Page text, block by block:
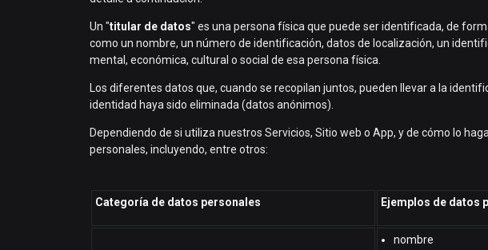
Un "titular de datos" es una persona física que puede ser identificada, de
como un nombre, un número de identificación, datos de localización, un
mental, económica, cultural o social de esa persona física.
Los diferentes datos que, cuando se recopilan juntos, pueden llevar a la
identidad haya sido eliminada (datos anónimos).
Dependiendo de si utiliza nuestros Servicios, Sitio web o App, y de cómo lo
personales, incluyendo, entre otros:
Categoría de datos personales Ejemplos de datos
nombre